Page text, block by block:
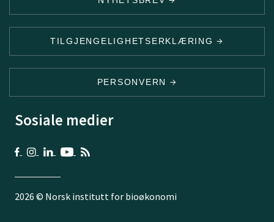
TILGJENGELIGHETSERKLÆRING
PERSONVERN
Sosiale medier
2026 © Norsk institutt for bioøkonomi